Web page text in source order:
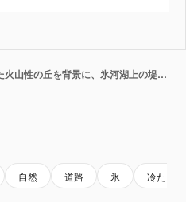
アイスランド：雪をかぶった火山性の丘を背景に、氷河湖上の堤防の道を走る赤い車の空撮
自然 道路 氷 冷たい